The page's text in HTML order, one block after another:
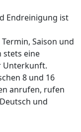
Endreinigung ist
Saison und
stets eine
Unterkunft.
8 und 16
anrufen, rufen
und